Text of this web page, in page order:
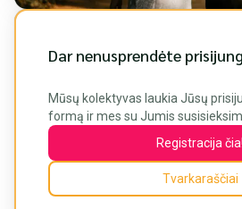
Dar nenusprendėte
Mūsų kolektyvas laukia Jūsų
formą ir mes su Jumis
Registracija čia!
Tvarkaraščiai